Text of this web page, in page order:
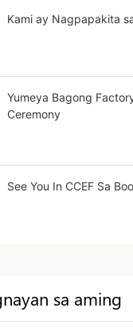
Kami ay Nagpapakita
Yumeya Bagong
Ceremony
See You In CCEF Sa
sa aming